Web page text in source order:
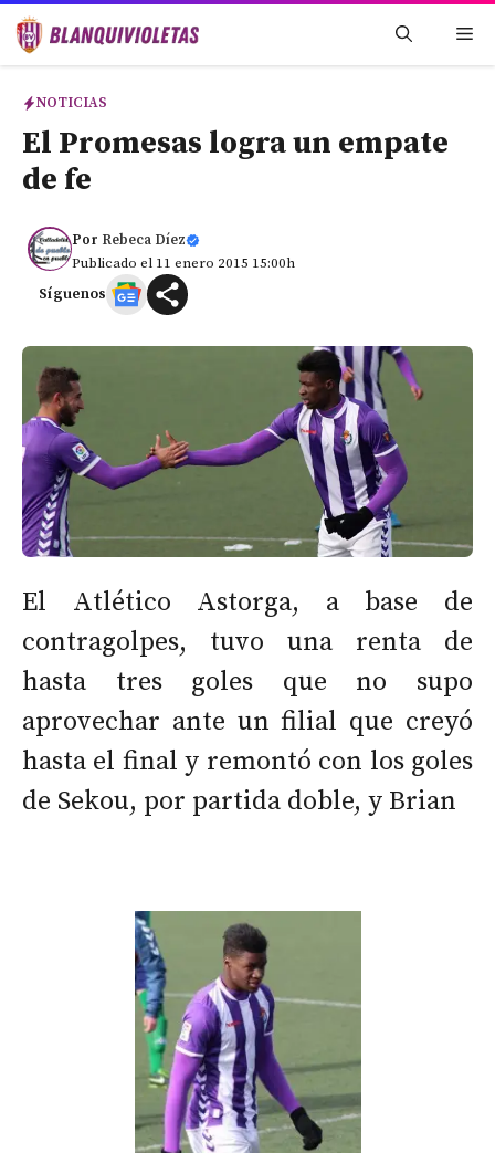
Saltar
NOTICIAS
El Promesas logra un empate
de fe
Por Rebeca Díez
Publicado el 11 enero 2015 15:00h
Síguenos
El Atlético Astorga, a base de
contragolpes, tuvo una renta de
hasta tres goles que no supo
aprovechar ante un filial que creyó
hasta el final y remontó con los goles
de Sekou, por partida doble, y Brian